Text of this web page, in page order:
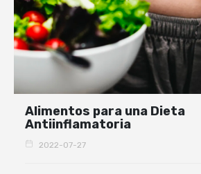
Alimentos para una Dieta
Antiinflamatoria
2022-07-27